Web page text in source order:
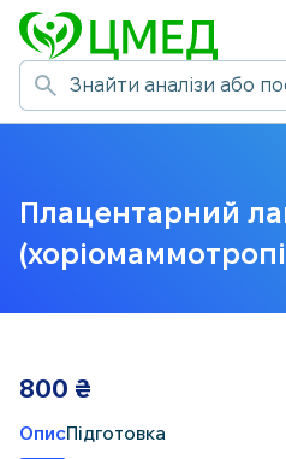
Плацентарний
ОписПідготовка
800 ₴